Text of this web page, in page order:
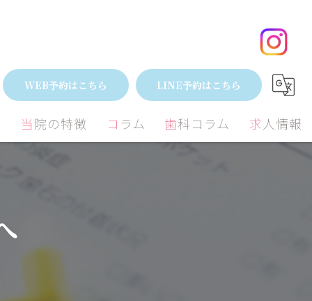
WEB予約はこちら LINE予約はこちら
当院の特徴 コラム 歯科コラム 求人情報